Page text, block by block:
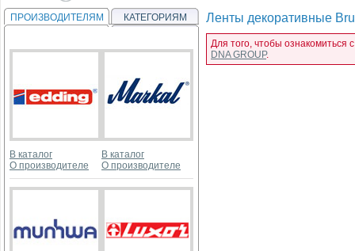
ПРОИЗВОДИТЕЛЯМ КАТЕГОРИЯМ
В каталог
О производителе
В каталог
О производителе
Ленты декоративные
Для того, чтобы ознакомиться
DNA GROUP.